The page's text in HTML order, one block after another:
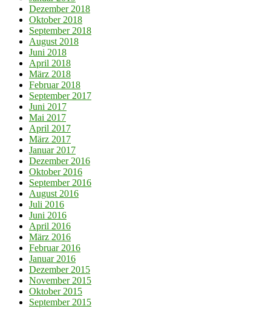
Dezember 2018
Oktober 2018
September 2018
August 2018
Juni 2018
April 2018
März 2018
Februar 2018
September 2017
Juni 2017
Mai 2017
April 2017
März 2017
Januar 2017
Dezember 2016
Oktober 2016
September 2016
August 2016
Juli 2016
Juni 2016
April 2016
März 2016
Februar 2016
Januar 2016
Dezember 2015
November 2015
Oktober 2015
September 2015